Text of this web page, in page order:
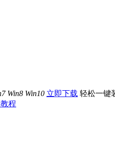
Win8 Win10 立即下载 轻松一键
程